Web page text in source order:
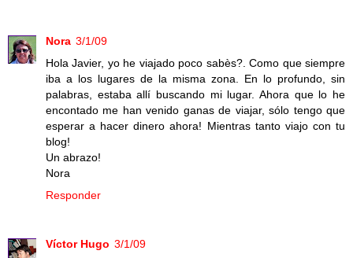
Nora 3/1/09
Hola Javier, yo he viajado poco sabès?. Como que siempre
iba a los lugares de la misma zona. En lo profundo, sin
palabras, estaba allí buscando mi lugar. Ahora que lo he
encontado me han venido ganas de viajar, sólo tengo que
esperar a hacer dinero ahora! Mientras tanto viajo con tu
blog!
Un abrazo!
Nora
Responder
Víctor Hugo 3/1/09